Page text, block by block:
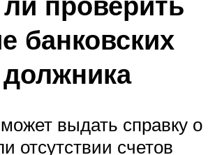
банковских
выдать справку о
отсутствии счетов